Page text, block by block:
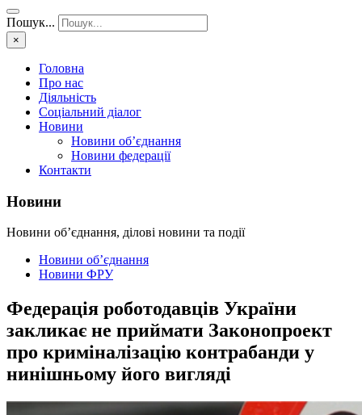
Пошук...
×
Головна
Про нас
Діяльність
Соціальний діалог
Новини
Новини об’єднання
Новини федерації
Контакти
Новини
Новини об’єднання, ділові новини та події
Новини об’єднання
Новини ФРУ
Федерація роботодавців України
закликає не приймати Законопроект
про криміналізацію контрабанди у
нинішньому його вигляді